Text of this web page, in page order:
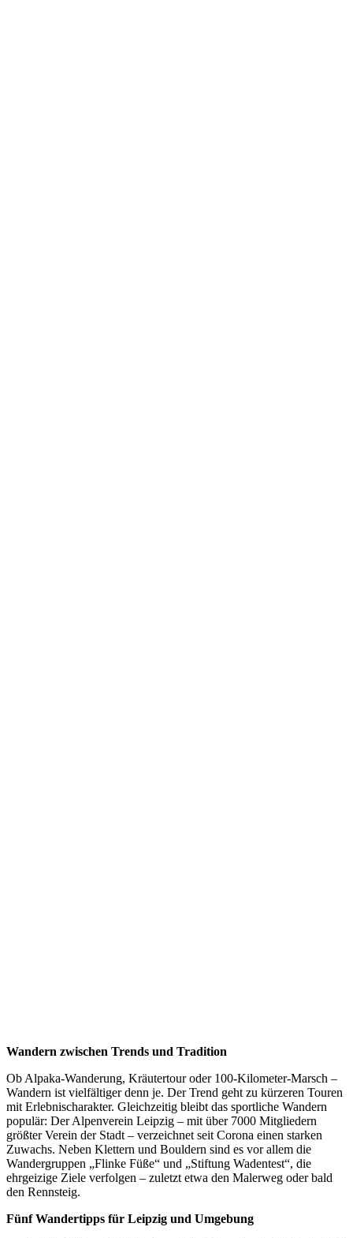
Wandern zwischen Trends und Tradition
Ob Alpaka-Wanderung, Kräutertour oder 100-Kilometer-Marsch –
Wandern ist vielfältiger denn je. Der Trend geht zu kürzeren Touren
mit Erlebnischarakter. Gleichzeitig bleibt das sportliche Wandern
populär: Der Alpenverein Leipzig – mit über 7000 Mitgliedern
größter Verein der Stadt – verzeichnet seit Corona einen starken
Zuwachs. Neben Klettern und Bouldern sind es vor allem die
Wandergruppen „Flinke Füße“ und „Stiftung Wadentest“, die
ehrgeizige Ziele verfolgen – zuletzt etwa den Malerweg oder bald
den Rennsteig.
Fünf Wandertipps für Leipzig und Umgebung